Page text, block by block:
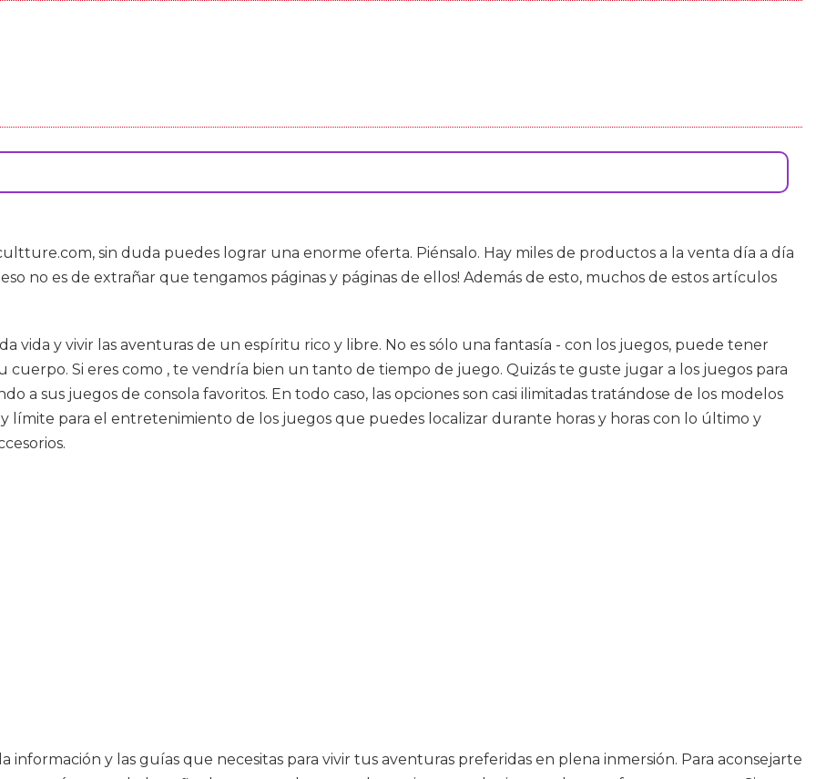
sin duda puedes lograr una enorme oferta. Piénsalo. Hay miles de productos a la venta día a día
eso no es de extrañar que tengamos páginas y páginas de ellos! Además de esto, muchos de estos artículos
vida y vivir las aventuras de un espíritu rico y libre. No es sólo una fantasía - con los juegos, puede tener
cuerpo. Si eres como , te vendría bien un tanto de tiempo de juego. Quizás te guste jugar a los juegos para
a sus juegos de consola favoritos. En todo caso, las opciones son casi ilimitadas tratándose de los modelos
límite para el entretenimiento de los juegos que puedes localizar durante horas y horas con lo último y
información y las guías que necesitas para vivir tus aventuras preferidas en plena inmersión. Para aconsejarte